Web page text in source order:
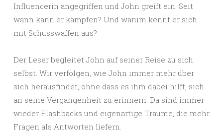
Influencerin angegriffen und John greift ein. Seit
wann kann er kämpfen? Und warum kennt er sich
mit Schusswaffen aus?
Der Leser begleitet John auf seiner Reise zu sich
selbst. Wir verfolgen, wie John immer mehr über
sich herausfindet, ohne dass es ihm dabei hilft, sich
an seine Vergangenheit zu erinnern. Da sind immer
wieder Flashbacks und eigenartige Träume, die mehr
Fragen als Antworten liefern.